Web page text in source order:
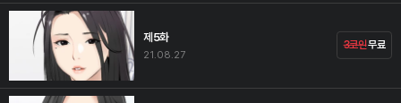
제5화
21.08.27
3코인무료